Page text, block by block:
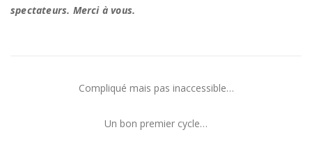
spectateurs. Merci à vous.
Compliqué mais pas inaccessible…
Un bon premier cycle…